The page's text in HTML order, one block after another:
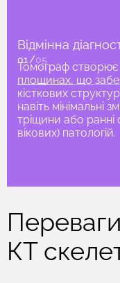
Відмінна
Томограф створює
площинах, що
кісткових
навіть мінімальні
тріщини або ранні
вікових) патологій.
01 /05
КТ